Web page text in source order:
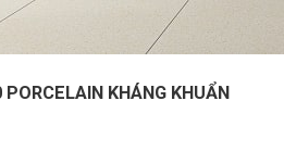
KHÁNG KHUẨN